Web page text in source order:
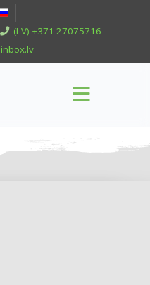
(LV) +371 27075716